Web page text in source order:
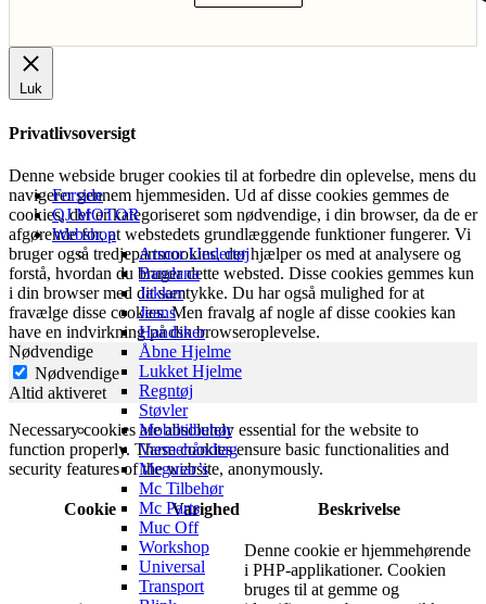
Forside
QJ MOTOR
Webshop
Armor Undertøj
Bandana
Jakker
Jeans
Handsker
Åbne Hjelme
Lukket Hjelme
Regntøj
Støvler
Mobiltilbehør
Varmehåndtag
Meguiar’s
Mc Tilbehør
Mc Parts
Muc Off
Workshop
Universal
Transport
Luk
Privatlivsoversigt
Denne webside bruger cookies til at forbedre din oplevelse, mens du
navigerer gennem hjemmesiden. Ud af disse cookies gemmes de
cookies, der er kategoriseret som nødvendige, i din browser, da de er
afgørende for, at webstedets grundlæggende funktioner fungerer. Vi
bruger også tredjepartscookies, der hjælper os med at analysere og
forstå, hvordan du bruger dette websted. Disse cookies gemmes kun
i din browser med dit samtykke. Du har også mulighed for at
fravælge disse cookies. Men fravalg af nogle af disse cookies kan
have en indvirkning på din browseroplevelse.
Nødvendige
Nødvendige
Altid aktiveret
Necessary cookies are absolutely essential for the website to
function properly. These cookies ensure basic functionalities and
security features of the website, anonymously.
Cookie Varighed Beskrivelse
Denne cookie er hjemmehørende
i PHP-applikationer. Cookien
bruges til at gemme og